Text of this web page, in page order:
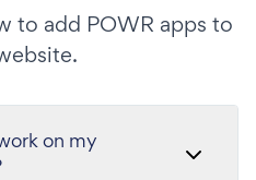
to add POWR apps to
on my